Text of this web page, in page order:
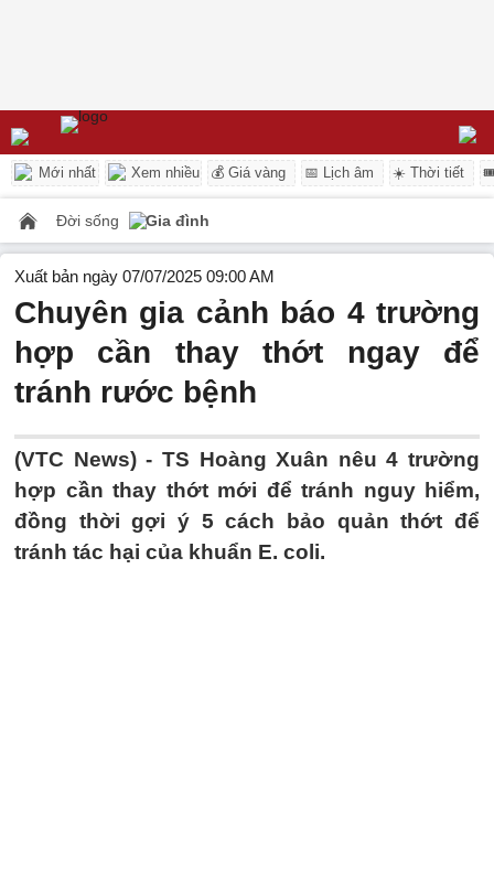
Mới nhất Xem nhiều 💰 Giá vàng 📅 Lịch âm ☀️ Thời tiết
Đời sống Gia đình
Xuất bản ngày 07/07/2025 09:00 AM
Chuyên gia cảnh báo 4 trường
hợp cần thay thớt ngay để
tránh rước bệnh
(VTC News) - TS Hoàng Xuân nêu 4 trường
hợp cần thay thớt mới để tránh nguy hiểm,
đồng thời gợi ý 5 cách bảo quản thớt để
tránh tác hại của khuẩn E. coli.